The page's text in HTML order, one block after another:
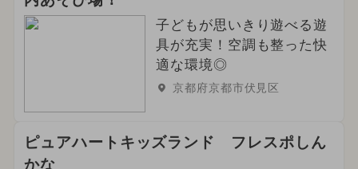
子どもが思いきり遊べる遊
具が充実！空調も整った快
適な環境◎
京都府京都市伏見区
ピュアハートキッズランド フレスポしん
かな